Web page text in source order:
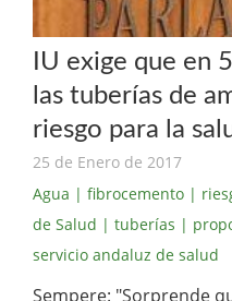
IU exige que en
las tuberías de
riesgo para la
25 de Enero de 2017
Agua | fibrocemento |
de Salud | tuberías |
servicio andaluz de salud
Sempere: "Sorprende